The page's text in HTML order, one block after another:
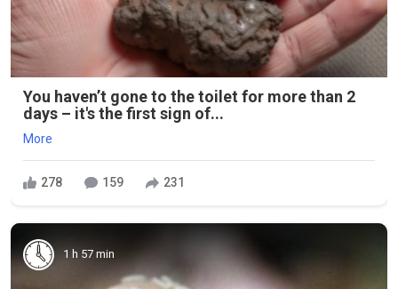
You haven’t gone to the toilet for more than 2
days – it's the first sign of...
More
278 159 231
1 h 57 min